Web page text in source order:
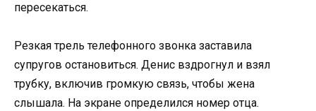
пересекаться.
Резкая трель телефонного звонка заставила
супругов остановиться. Денис вздрогнул и взял
трубку, включив громкую связь, чтобы жена
слышала. На экране определился номер отца.